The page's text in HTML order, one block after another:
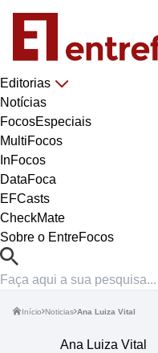
Editorias
Notícias
FocosEspeciais
MultiFocos
InFocos
DataFoca
EFCasts
CheckMate
Sobre o EntreFocos
Início Noticias Ana Luiza Vital
Ana Luiza Vital